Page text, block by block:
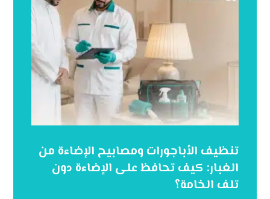
تنظيف الأباجورات ومصابيح الإضاءة من
الغبار: كيف تحافظ على الإضاءة دون
تلف الخامة؟